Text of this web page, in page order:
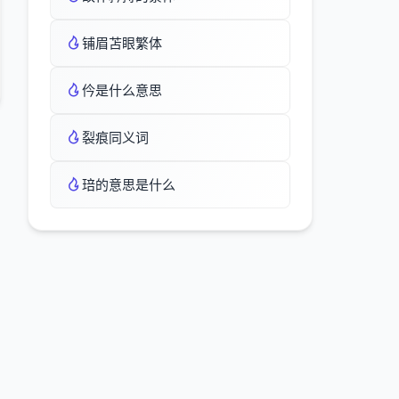
铺眉苫眼繁体
仱是什么意思
裂痕同义词
琣的意思是什么